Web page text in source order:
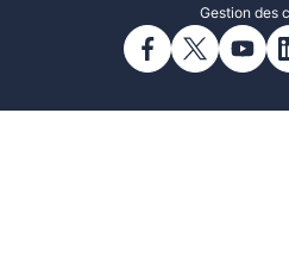
Gestion des